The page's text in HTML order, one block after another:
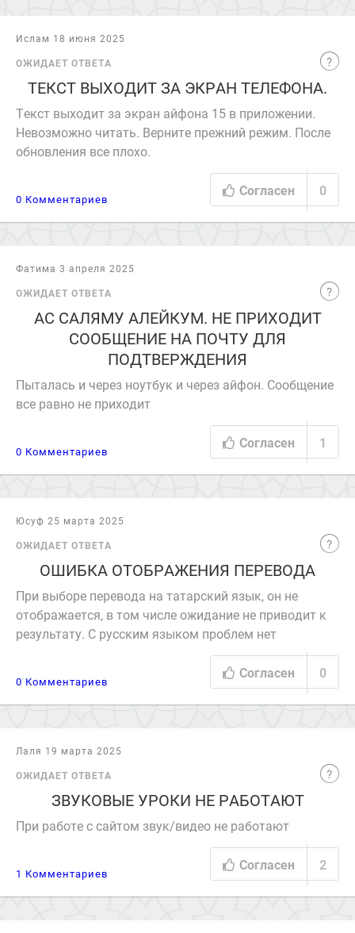
Ислам 18 июня 2025
ОЖИДАЕТ ОТВЕТА
ТЕКСТ ВЫХОДИТ ЗА ЭКРАН ТЕЛЕФОНА.
Текст выходит за экран айфона 15 в приложении.
Невозможно читать. Верните прежний режим. После
обновления все плохо.
0 Комментариев
Согласен 0
Фатима 3 апреля 2025
ОЖИДАЕТ ОТВЕТА
АС САЛЯМУ АЛЕЙКУМ. НЕ ПРИХОДИТ
СООБЩЕНИЕ НА ПОЧТУ ДЛЯ
ПОДТВЕРЖДЕНИЯ
Пыталась и через ноутбук и через айфон. Сообщение
все равно не приходит
0 Комментариев
Согласен 1
Юсуф 25 марта 2025
ОЖИДАЕТ ОТВЕТА
ОШИБКА ОТОБРАЖЕНИЯ ПЕРЕВОДА
При выборе перевода на татарский язык, он не
отображается, в том числе ожидание не приводит к
результату. С русским языком проблем нет
0 Комментариев
Согласен 0
Лаля 19 марта 2025
ОЖИДАЕТ ОТВЕТА
ЗВУКОВЫЕ УРОКИ НЕ РАБОТАЮТ
При работе с сайтом звук/видео не работают
1 Комментариев
Согласен 2